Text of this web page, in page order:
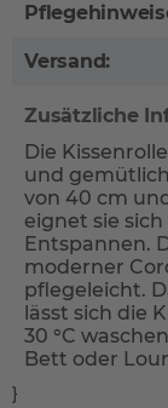
Versand:
Zusätzliche
Die
und
von 40 cm
eignet sie
Entspannen.
moderner
pflegeleicht.
lässt sich die
30 °C
Bett oder
}